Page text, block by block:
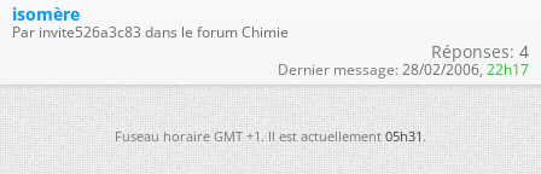
isomère
Par invite526a3c83 dans le forum Chimie
Réponses: 4
Dernier message: 28/02/2006, 22h17
Fuseau horaire GMT +1. Il est actuellement05h31.